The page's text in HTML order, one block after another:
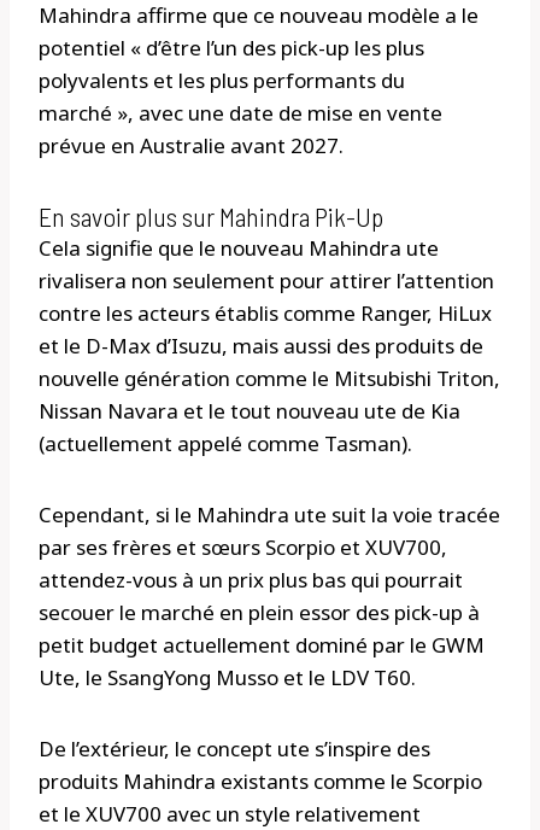
Mahindra affirme que ce nouveau modèle a le
potentiel « d’être l’un des pick-up les plus
polyvalents et les plus performants du
marché », avec une date de mise en vente
prévue en Australie avant 2027.
En savoir plus sur Mahindra Pik-Up
Cela signifie que le nouveau Mahindra ute
rivalisera non seulement pour attirer l’attention
contre les acteurs établis comme Ranger, HiLux
et le D-Max d’Isuzu, mais aussi des produits de
nouvelle génération comme le Mitsubishi Triton,
Nissan Navara et le tout nouveau ute de Kia
(actuellement appelé comme Tasman).
Cependant, si le Mahindra ute suit la voie tracée
par ses frères et sœurs Scorpio et XUV700,
attendez-vous à un prix plus bas qui pourrait
secouer le marché en plein essor des pick-up à
petit budget actuellement dominé par le GWM
Ute, le SsangYong Musso et le LDV T60.
De l’extérieur, le concept ute s’inspire des
produits Mahindra existants comme le Scorpio
et le XUV700 avec un style relativement